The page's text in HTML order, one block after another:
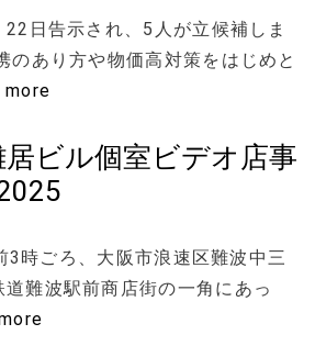
日告示され、5人が立候補しま
のあり方や物価高対策をはじめと
more
ビル個室ビデオ店事
時ごろ、大阪市浪速区難波中三
難波駅前商店街の一角にあっ